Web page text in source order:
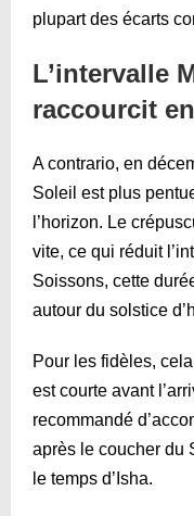
plupart des écarts
L’intervalle
raccourcit
A contrario, en
Soleil est plus
l’horizon. Le
vite, ce qui réduit
Soissons, cette
autour du solstice
Pour les fidèles,
est courte avant
recommandé
après le coucher du
le temps d’Isha.